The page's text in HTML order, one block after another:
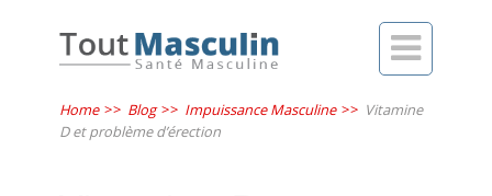

Home >> Blog >> Impuissance Masculine >> Vitamine
D et problème d’érection